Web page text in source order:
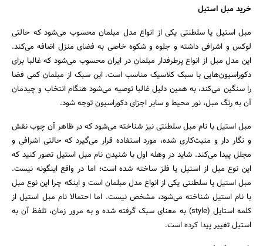
خرید مبل استیل
مبل استیل یا سلطنتی یکی از انواع مدل مبلمان محسوب می‌شود که حالتی
لوکس و اشرافی داشته و جلوه و شکوه خاصی به فضای منزل اضافه می‌کند.
این مدل مبل از انواع پرطرفدار مبلمان در ایران محسوب می‌شود که غالبا برای
دکوراسیون‌هایی با سبک کلاسیک مناسب است. این سبک از مبلمان کمی ‌فضا
را سنگین می‌کند، به همین دلیل غالبا توصیه می‌شود هنگام انتخاب و چیدمان
آن به رنگ مبل، نور محیط و سایر اجزای دکوراسیون توجه شود.
مبل استیل با نام مبل سلطنتی نیز شناخته می‌شود که در ظاهر آن چوب نقش
و نگار دار و منبت‌کاری ‌شده، مورد استفاده قرار می‌گیرد که حالتی اشرافی و
مجلل پیدا می‌کند. شاید در وهله اول با شنیدن نام مبل استیل تصور کنید که
این نوع مبل از استیل یا فلز ساخته شده است؛ اما در واقع اینگونه نیست.
مبل استیل یا سلطنتی یکی از انواع مدل مبلمان است و اینکه چرا این نوع مبل
با نام استیل شناخته می‌شود، مشخص نیست. اما احتمالا نام مبل استیل از
کلمه استایل (style) به معنای سبک گرفته شده و به ‌مرور زمان، تلفظ آن به
استیل تغییر پیدا کرده است.